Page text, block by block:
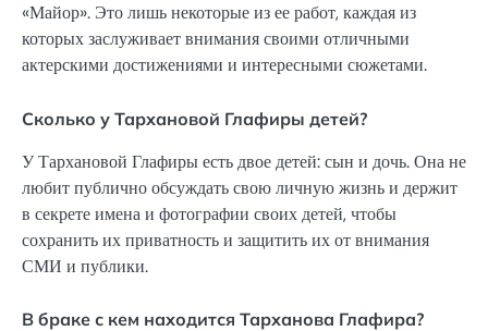
«Майор». Это лишь некоторые из ее работ, каждая из
которых заслуживает внимания своими отличными
актерскими достижениями и интересными сюжетами.
Сколько у Тархановой Глафиры детей?
У Тархановой Глафиры есть двое детей: сын и дочь. Она не
любит публично обсуждать свою личную жизнь и держит
в секрете имена и фотографии своих детей, чтобы
сохранить их приватность и защитить их от внимания
СМИ и публики.
В браке с кем находится Тарханова Глафира?